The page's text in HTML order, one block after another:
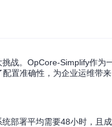
战。OpCore-Simplify作为
置准确性，为企业运维带来
部署平均需要48小时，且